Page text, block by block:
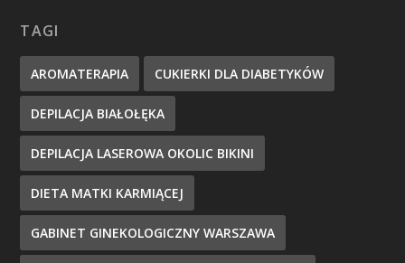
TAGI
AROMATERAPIA CUKIERKI DLA DIABETYKÓW
DEPILACJA BIAŁOŁĘKA
DEPILACJA LASEROWA OKOLIC BIKINI
DIETA MATKI KARMIĄCEJ
GABINET GINEKOLOGICZNY WARSZAWA